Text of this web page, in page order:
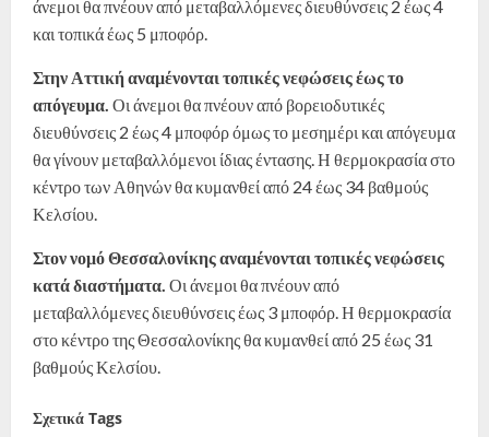
άνεμοι θα πνέουν από μεταβαλλόμενες διευθύνσεις 2 έως 4
και τοπικά έως 5 μποφόρ.
Στην Αττική αναμένονται τοπικές νεφώσεις έως το
απόγευμα. Οι άνεμοι θα πνέουν από βορειοδυτικές
διευθύνσεις 2 έως 4 μποφόρ όμως το μεσημέρι και απόγευμα
θα γίνουν μεταβαλλόμενοι ίδιας έντασης. Η θερμοκρασία στο
κέντρο των Αθηνών θα κυμανθεί από 24 έως 34 βαθμούς
Κελσίου.
Στον νομό Θεσσαλονίκης αναμένονται τοπικές νεφώσεις
κατά διαστήματα. Οι άνεμοι θα πνέουν από
μεταβαλλόμενες διευθύνσεις έως 3 μποφόρ. Η θερμοκρασία
στο κέντρο της Θεσσαλονίκης θα κυμανθεί από 25 έως 31
βαθμούς Κελσίου.
Σχετικά Tags